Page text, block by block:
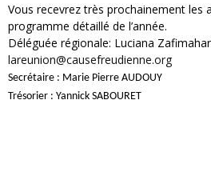
Vous recevrez très prochainement les
programme détaillé de l’année.
Déléguée régionale: Luciana
lareunion@causefreudienne.org
Secrétaire : Marie Pierre AUDOUY
Trésorier : Yannick SABOURET